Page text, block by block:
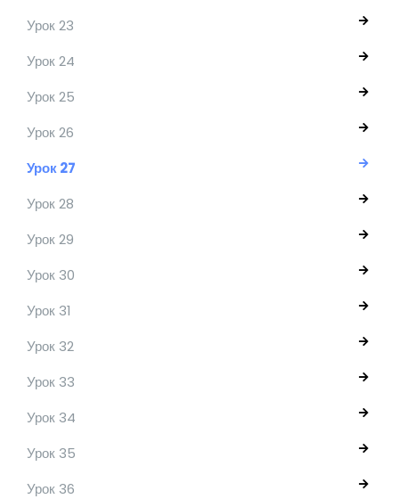
Урок 23
Урок 24
Урок 25
Урок 26
Урок 27
Урок 28
Урок 29
Урок 30
Урок 31
Урок 32
Урок 33
Урок 34
Урок 35
Урок 36